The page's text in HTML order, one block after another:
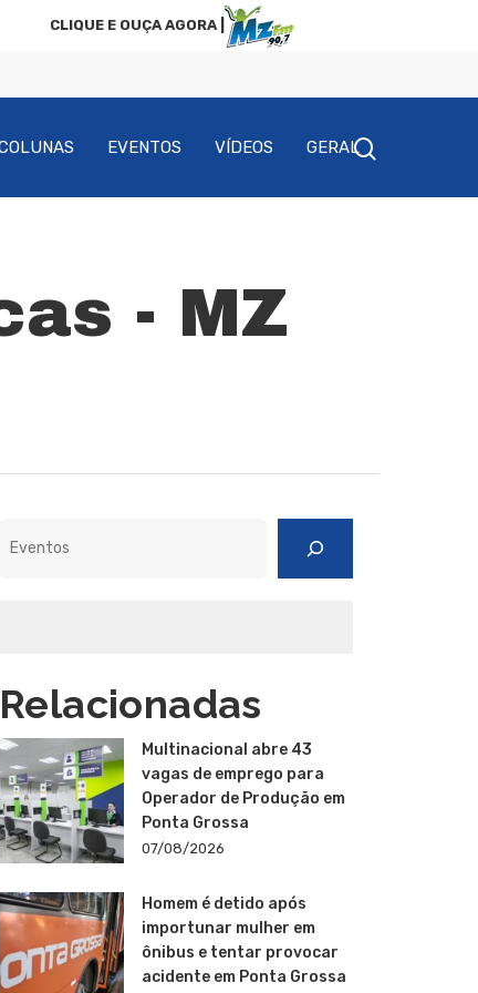
CLIQUE E OUÇA AGORA |
EVENTOS VÍDEOS GERAL
- MZ
Relacionadas
Multinacional abre 43
vagas de emprego para
Operador de Produção em
Ponta Grossa
07/08/2026
Homem é detido após
importunar mulher em
ônibus e tentar provocar
acidente em Ponta Grossa